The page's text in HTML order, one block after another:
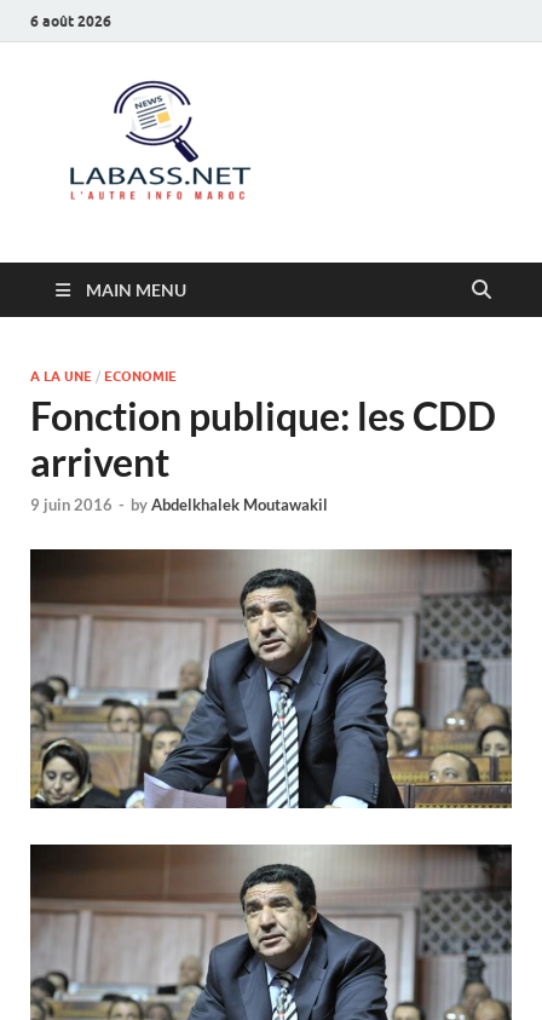
6 août 2026
MAIN MENU
A LA UNE / ECONOMIE
Fonction publique: les CDD
arrivent
9 juin 2016 - byAbdelkhalek Moutawakil